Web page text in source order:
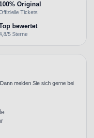
Original
Tickets
bewertet
5 Sterne
melden Sie sich gerne bei